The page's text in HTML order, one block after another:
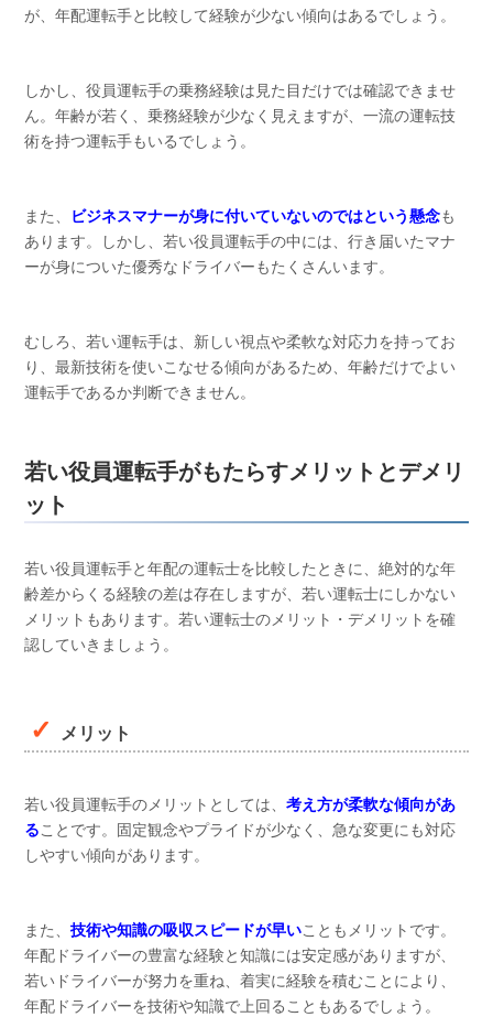
が、年配運転手と比較して経験が少ない傾向はあるでしょう。
しかし、役員運転手の乗務経験は見た目だけでは確認できませ
ん。年齢が若く、乗務経験が少なく見えますが、一流の運転技
術を持つ運転手もいるでしょう。
また、 ビジネスマナーが身に付いていないのではという懸念も
あります。しかし、若い役員運転手の中には、行き届いたマナ
ーが身についた優秀なドライバーもたくさんいます。
むしろ、若い運転手は、新しい視点や柔軟な対応力を持ってお
り、最新技術を使いこなせる傾向があるため、年齢だけでよい
運転手であるか判断できません。
若い役員運転手がもたらすメリットとデメリ
ット
若い役員運転手と年配の運転士を比較したときに、絶対的な年
齢差からくる経験の差は存在しますが、若い運転士にしかない
メリットもあります。若い運転士のメリット・デメリットを確
認していきましょう。
メリット
若い役員運転手のメリットとしては、 考え方が柔軟な傾向があ
ることです。固定観念やプライドが少なく、急な変更にも対応
しやすい傾向があります。
また、 技術や知識の吸収スピードが早いこともメリットです。
年配ドライバーの豊富な経験と知識には安定感がありますが、
若いドライバーが努力を重ね、着実に経験を積むことにより、
年配ドライバーを技術や知識で上回ることもあるでしょう。